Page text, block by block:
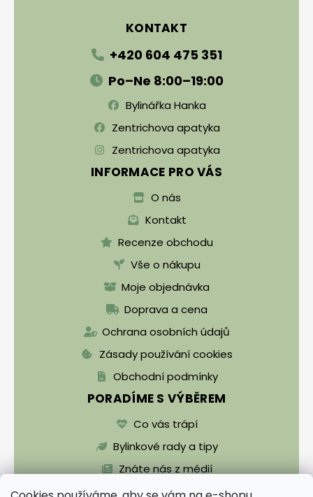
KONTAKT
+420 604 475 351
Po–Ne 8:00–19:00
Bylinářka Hanka
Zentrichova apatyka
Zentrichova apatyka
INFORMACE PRO VÁS
O nás
Kontakt
Recenze obchodu
Vše o nákupu
Moje objednávka
Doprava a cena
Ochrana osobních údajů
Zásady používání cookies
Obchodní podmínky
PORADÍME S VÝBĚREM
Co vás trápí
Bylinkové rady a tipy
Znáte nás z médií